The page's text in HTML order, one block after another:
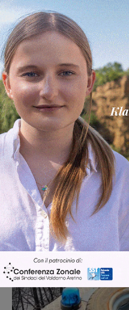
Articolo precedente
Campi da Padel a Bellosguardo, in via
di ultimazione i lavori
Ultime Notizie